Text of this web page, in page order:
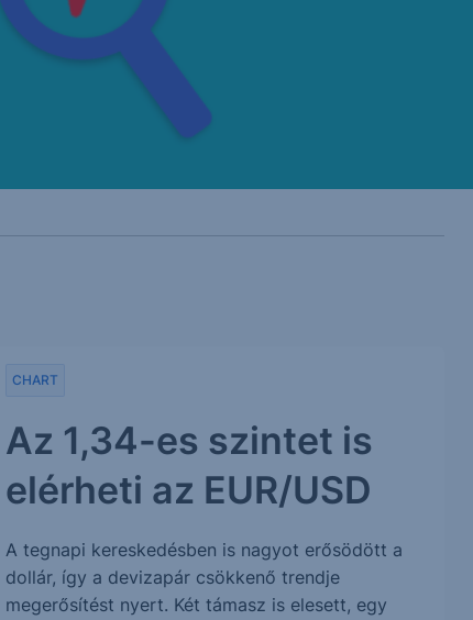
Az 1,34-es szintet is
elérheti az EUR/USD
CHART
A tegnapi kereskedésben is nagyot erősödött a
dollár, így a devizapár csökkenő trendje
megerősítést nyert. Két támasz is elesett, egy